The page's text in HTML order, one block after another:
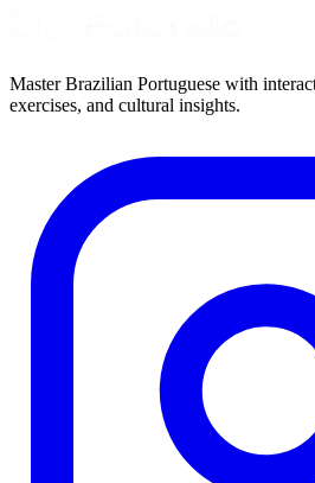
Master Brazilian Portuguese with
exercises, and cultural insights.